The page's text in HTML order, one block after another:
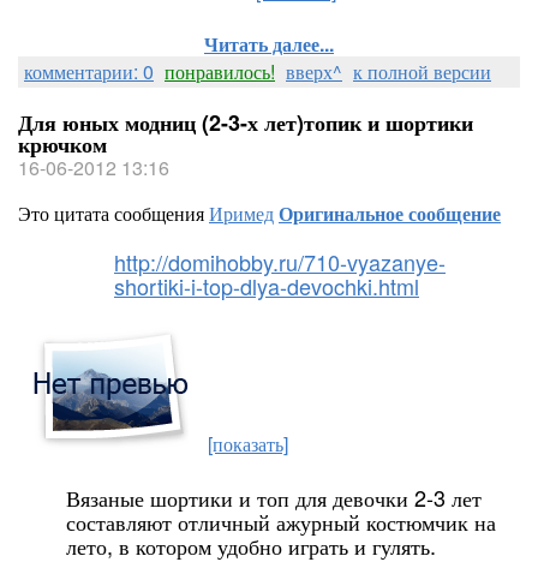
Читать далее...
комментарии: 0 понравилось! вверх^ к полной версии
Для юных модниц (2-3-х лет)топик и шортики
крючком
16-06-2012 13:16
Это цитата сообщенияИримедОригинальное сообщение
http://domihobby.ru/710-vyazanye-
shortiki-i-top-dlya-devochki.html
[показать]
Вязаные шортики и топ для девочки 2-3 лет
составляют отличный ажурный костюмчик на
лето, в котором удобно играть и гулять.